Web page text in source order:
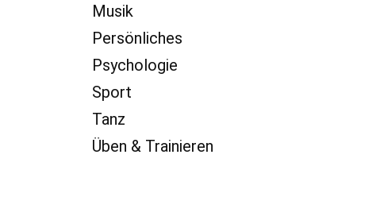
Musik
Persönliches
Psychologie
Sport
Tanz
Üben & Trainieren